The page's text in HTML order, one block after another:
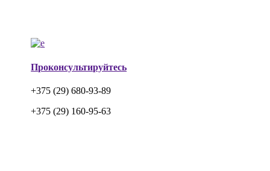
Проконсультируйтесь
+375 (29) 680-93-89
+375 (29) 160-95-63